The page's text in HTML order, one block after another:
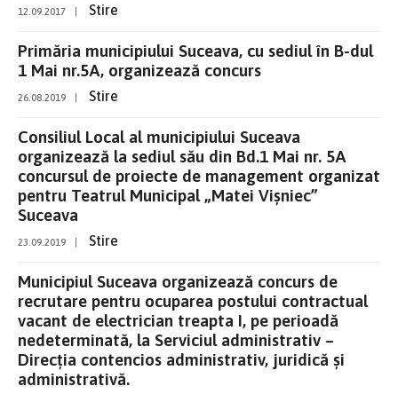
12.09.2017 Stire
Primăria municipiului Suceava, cu sediul în B-dul
1 Mai nr.5A, organizează concurs
26.08.2019 Stire
Consiliul Local al municipiului Suceava
organizează la sediul său din Bd.1 Mai nr. 5A
concursul de proiecte de management organizat
pentru Teatrul Municipal „Matei Vişniec”
Suceava
23.09.2019 Stire
Municipiul Suceava organizează concurs de
recrutare pentru ocuparea postului contractual
vacant de electrician treapta I, pe perioadă
nedeterminată, la Serviciul administrativ –
Direcția contencios administrativ, juridică și
administrativă.